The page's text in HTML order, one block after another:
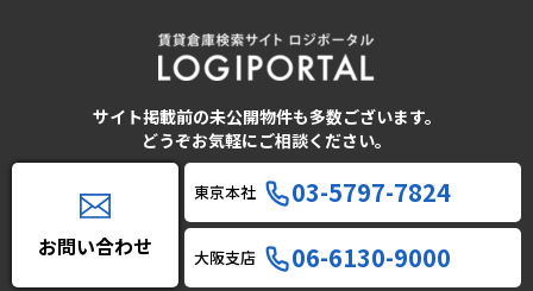
サイト掲載前の未公開物件も多数ございます。
どうぞお気軽にご相談ください。
お問い合わせ
東京本社 03-5797-7824
大阪支店 06-6130-9000